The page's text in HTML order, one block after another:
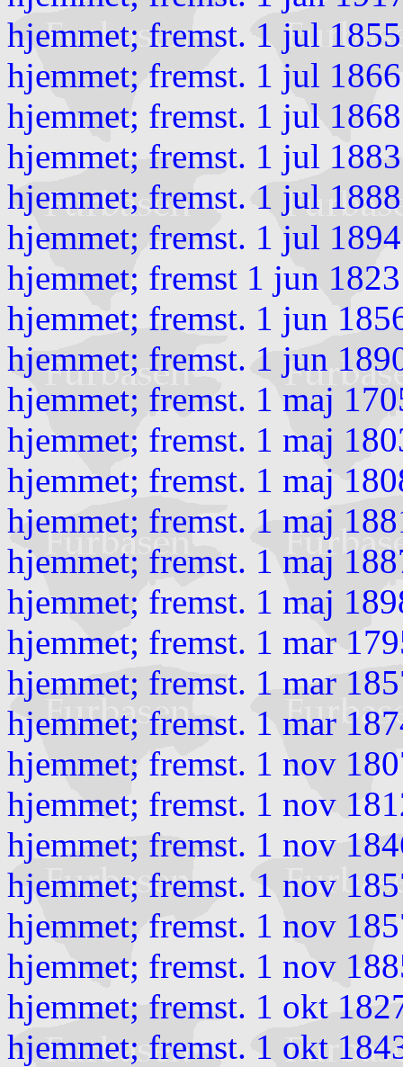
hjemmet; fremst. 1 jul
hjemmet; fremst. 1 jul
hjemmet; fremst. 1 jul
hjemmet; fremst. 1 jul
hjemmet; fremst. 1 jul
hjemmet; fremst. 1 jul
hjemmet; fremst 1 jun
hjemmet; fremst. 1 jun
hjemmet; fremst. 1 jun
hjemmet; fremst. 1 maj
hjemmet; fremst. 1 maj
hjemmet; fremst. 1 maj
hjemmet; fremst. 1 maj
hjemmet; fremst. 1 maj
hjemmet; fremst. 1 maj
hjemmet; fremst. 1 mar
hjemmet; fremst. 1 mar
hjemmet; fremst. 1 mar
hjemmet; fremst. 1 nov
hjemmet; fremst. 1 nov
hjemmet; fremst. 1 nov
hjemmet; fremst. 1 nov
hjemmet; fremst. 1 nov
hjemmet; fremst. 1 nov
hjemmet; fremst. 1 okt
hjemmet; fremst. 1 okt